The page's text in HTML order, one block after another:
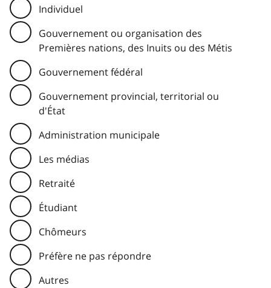
Individuel
Gouvernement ou organisation des
Premières nations, des Inuits ou des Métis
Gouvernement fédéral
Gouvernement provincial, territorial ou
d'État
Administration municipale
Les médias
Retraité
Étudiant
Chômeurs
Préfère ne pas répondre
Autres